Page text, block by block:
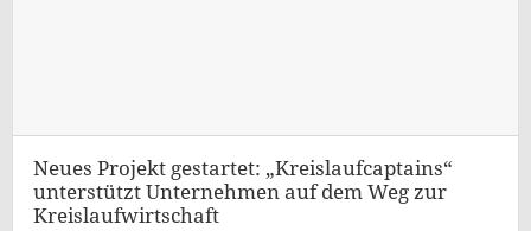
Neues Projekt gestartet: „Kreislaufcaptains“
unterstützt Unternehmen auf dem Weg zur
Kreislaufwirtschaft